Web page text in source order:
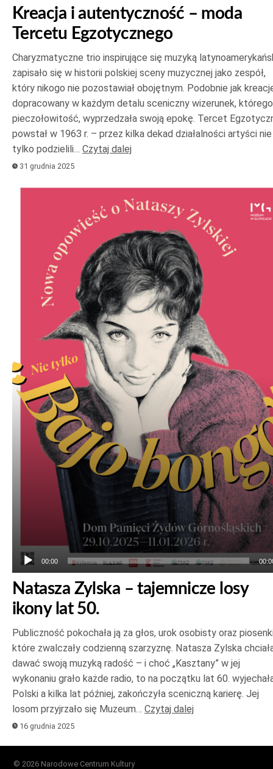
Kreacja i autentyczność – moda
Tercetu Egzotycznego
Charyzmatyczne trio inspirujące się muzyką
zapisało się w historii polskiej sceny muzycznej jako zespół,
który nikogo nie pozostawiał obojętnym. Podobnie jak
dopracowany w każdym detalu sceniczny wizerunek, którego
pieczołowitość, wyprzedzała swoją epokę. Tercet
powstał w 1963 r. – przez kilka dekad działalności artyści nie
tylko podzielili… Czytaj dalej
31 grudnia 2025
Odtwarzacz
dźwiękowych
00:00
Natasza Zylska – tajemnicze losy
ikony lat 50.
Publiczność pokochała ją za głos, urok osobisty oraz
które zwalczały codzienną szarzyznę. Natasza Zylska
dawać swoją muzyką radość – i choć „Kasztany” w jej
wykonaniu grało każde radio, to na początku lat 60.
Polski a kilka lat później, zakończyła sceniczną karierę. Jej
losom przyjrzało się Muzeum… Czytaj dalej
16 grudnia 2025
© 2026 Narodowe Centrum Kultury